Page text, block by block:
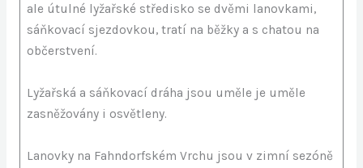
ale útulné lyžařské středisko se dvěmi lanovkami,
sáňkovací sjezdovkou, tratí na běžky a s chatou na
občerstvení.
Lyžařská a sáňkovací dráha jsou uměle je uměle
zasněžovány i osvětleny.
Lanovky na Fahndorfském Vrchu jsou v zimní sezóně